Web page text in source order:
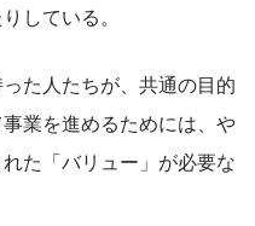
している。
た人たちが、共通の目的
業を進めるためには、や
た「バリュー」が必要な